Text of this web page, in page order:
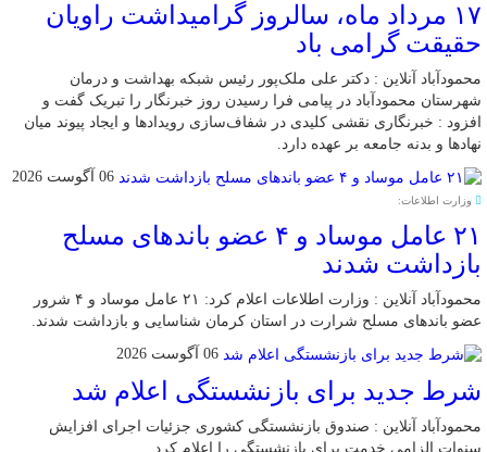
۱۷ مرداد ماه، سالروز گرامیداشت راویان
حقیقت گرامی باد
محمودآباد آنلاین : دکتر علی ملک‌پور رئیس شبکه بهداشت و درمان
شهرستان محمودآباد در پیامی فرا رسیدن روز خبرنگار را تبریک گفت و
افزود : خبرنگاری نقشی کلیدی در شفاف‌سازی رویدادها و ایجاد پیوند میان
نهادها و بدنه جامعه بر عهده دارد.
06 آگوست 2026
وزارت اطلاعات:
۲۱ عامل موساد و ۴ عضو باند‌های مسلح
بازداشت شدند
محمودآباد آنلاین : وزارت اطلاعات اعلام کرد: ۲۱ عامل موساد و ۴ شرور
عضو باند‌های مسلح شرارت در استان کرمان شناسایی و بازداشت شدند.
06 آگوست 2026
شرط جدید برای بازنشستگی اعلام شد
محمودآباد آنلاین : صندوق بازنشستگی کشوری جزئیات اجرای افزایش
سنوات الزامی خدمت برای بازنشستگی را اعلام کرد.